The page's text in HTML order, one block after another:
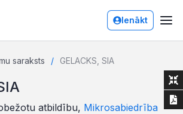
Ienākt
saraksts GELACKS, SIA
atbildību, Mikrosabiedrība